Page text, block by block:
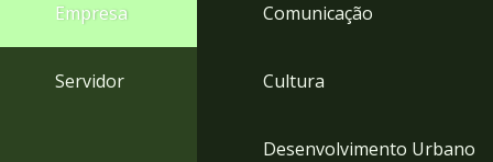
Empresa
Servidor
Comunicação
Cultura
Desenvolvimento Urbano